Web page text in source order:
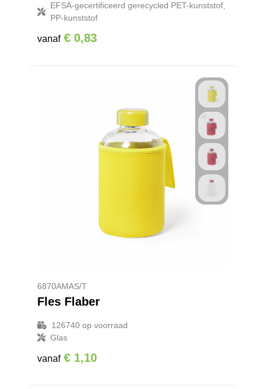
EFSA-gecertificeerd gerecycled PET-kunststof,
PP-kunststof
vanaf € 0,83
6870AMAS/T
Fles Flaber
126740op voorraad
Glas
vanaf € 1,10